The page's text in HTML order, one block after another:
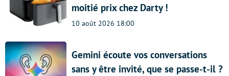
moitié prix chez Darty !
10 août 2026 18:00
Gemini écoute vos conversations
sans y être invité, que se passe-t-il ?